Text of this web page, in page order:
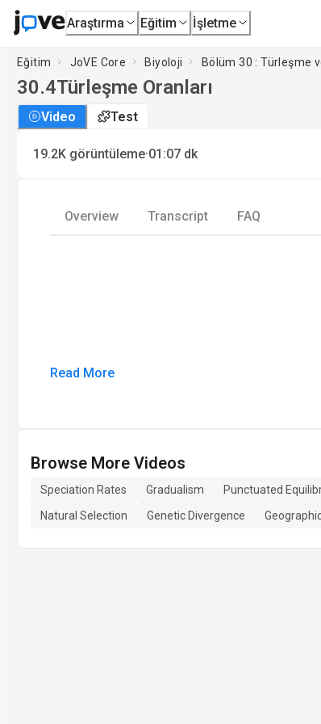
Araştırma Eğitim İşletme
Eğitim JoVE Core Biyoloji Bölüm 30 : Türleşme
30.4Türleşme Oranları
Video Test
19.2K görüntüleme·01:07 dk
Overview Transcript FAQ
Read More
Browse More Videos
Speciation Rates Gradualism Punctuated
Natural Selection
Genetic Divergence